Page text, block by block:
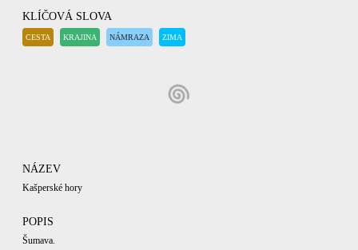
KLÍČOVÁ SLOVA
CESTA KRAJINA NÁMRAZA ZIMA
NÁZEV
Kašperské hory
POPIS
Šumava.